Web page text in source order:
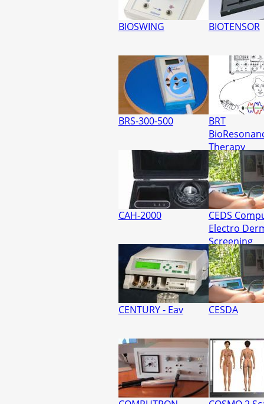
BIOSWING BIOTENSOR
BRS-300-500
BRT
Therapy
CAH-2000
CEDS
Electro
Screening
CENTURY - Eav CESDA